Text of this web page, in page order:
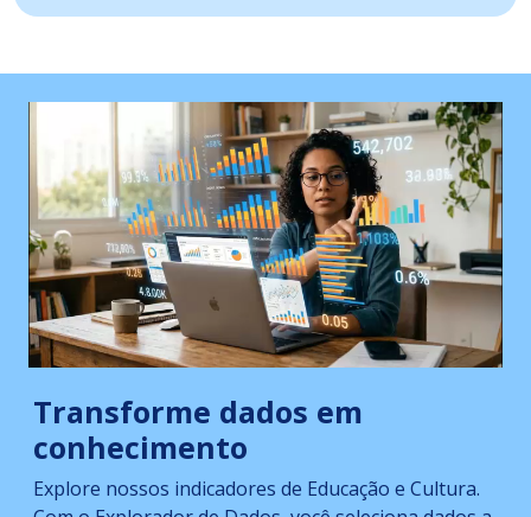
Transforme dados em
conhecimento
Explore nossos indicadores de Educação e Cultura.